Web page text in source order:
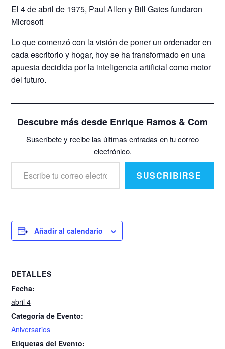
El 4 de abril de 1975, Paul Allen y Bill Gates fundaron
Microsoft
Lo que comenzó con la visión de poner un ordenador en
cada escritorio y hogar, hoy se ha transformado en una
apuesta decidida por la inteligencia artificial como motor
del futuro.
Descubre más desde Enrique Ramos & Com
Suscríbete y recibe las últimas entradas en tu correo
electrónico.
Escribe tu correo electrónico…
SUSCRIBIRSE
Añadir al calendario
DETALLES
Fecha:
abril 4
Categoría de Evento:
Aniversarios
Etiquetas del Evento: